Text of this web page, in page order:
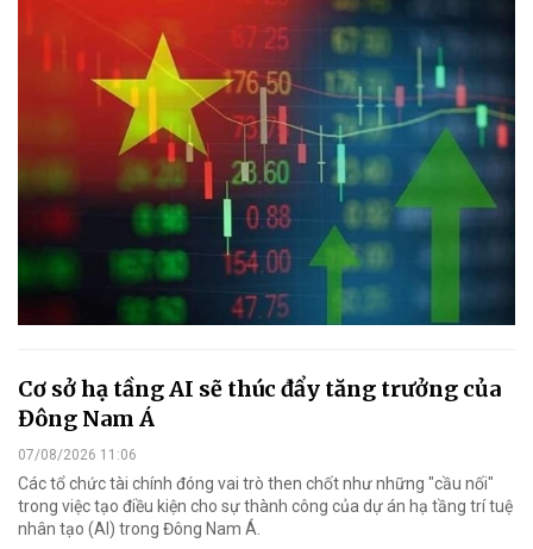
Cơ sở hạ tầng AI sẽ thúc đẩy tăng trưởng của
Đông Nam Á
07/08/2026 11:06
Các tổ chức tài chính đóng vai trò then chốt như những "cầu nối"
trong việc tạo điều kiện cho sự thành công của dự án hạ tầng trí tuệ
nhân tạo (AI) trong Đông Nam Á.